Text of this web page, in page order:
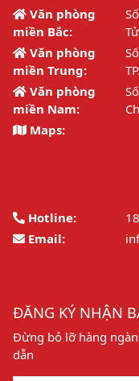
Văn phòng
miền Bắc:
Văn phòng
miền Trung:
Văn phòng
miền Nam:
Maps:
Hotline:
Email:
ĐĂNG KÝ NHẬN
Đừng bỏ lỡ hàng
dẫn